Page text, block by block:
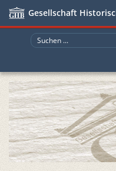
Gesellschaft